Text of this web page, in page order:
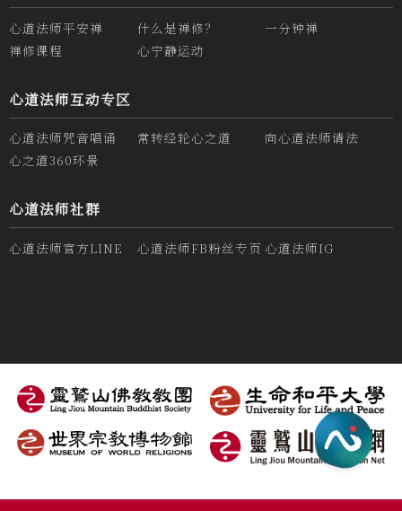
心道法师平安禅 什么是禅修？
一分钟禅
禅修课程
心宁静运动
心道法师互动专区
心道法师咒音唱诵 常转经轮心之道
向心道法师请法
心之道360环景
心道法师社群
心道法师官方LINE 心道法师FB粉丝专页 心道法师IG